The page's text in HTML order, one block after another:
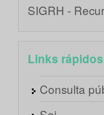
SIGRH -
Links rápidos
Consulta